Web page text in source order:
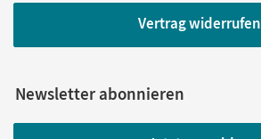
Vertrag widerrufen
Newsletter abonnieren